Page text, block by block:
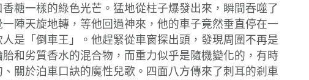
糖一樣的綠色光芒。猛地從柱子爆發出來，瞬間吞噬了
陣天旋地轉，等他回過神來，他的車子竟然垂直停在一
是「倒車王」。他趕緊從車窗探出頭，發現周圍不再是
和劣質香水的混合物，而重力似乎是隨機變化的，有時
關於泊車口訣的魔性兒歌。四面八方傳來了刺耳的剎車